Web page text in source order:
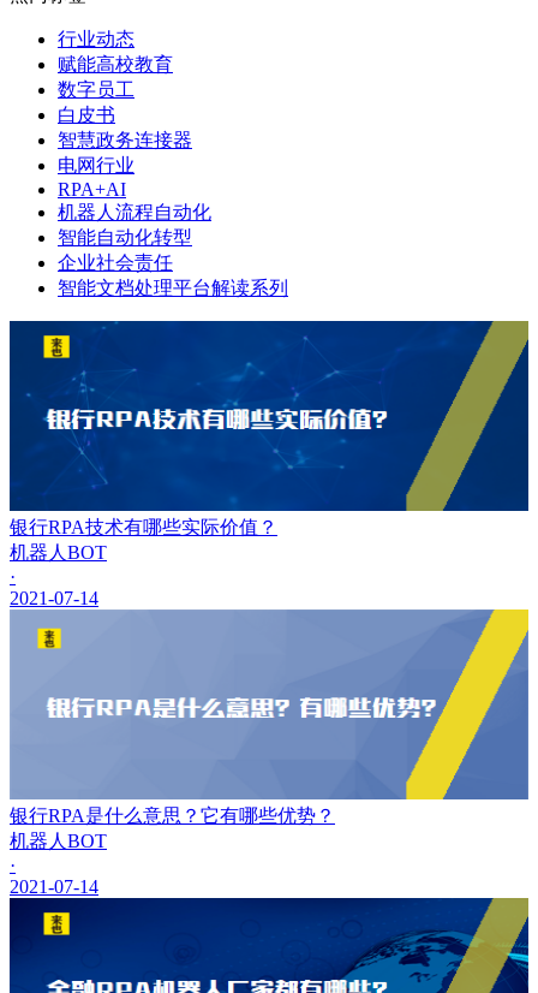
行业动态
赋能高校教育
数字员工
白皮书
智慧政务连接器
电网行业
RPA+AI
机器人流程自动化
智能自动化转型
企业社会责任
智能文档处理平台解读系列
银行RPA技术有哪些实际价值？
机器人BOT
·
2021-07-14
银行RPA是什么意思？它有哪些优势？
机器人BOT
·
2021-07-14